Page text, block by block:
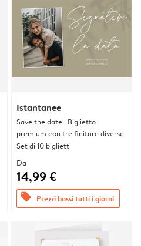
Istantanee
Save the date | Biglietto
premium con tre finiture diverse
Set di 10 biglietti
Da
14,99 €
offers Prezzi bassi tutti i giorni